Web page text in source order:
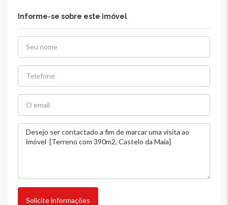
Informe-se sobre este imóvel
Solicite informações